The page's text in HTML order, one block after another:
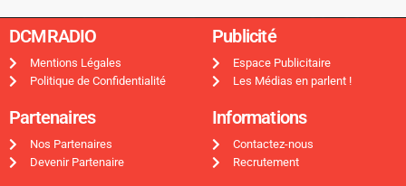
DCMRADIO​
Mentions Légales
Politique de Confidentialité
Publicité ​
Espace Publicitaire
Les Médias en parlent !
Partenaires
Nos Partenaires
Devenir Partenaire
Informations
Contactez-nous
Recrutement